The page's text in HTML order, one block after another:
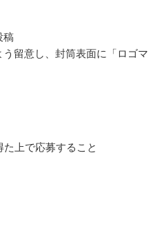
稿
留意し、封筒表面に「ロゴマ
上で応募すること